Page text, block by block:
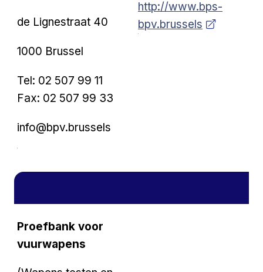
de Lignestraat 40
1000 Brussel
Tel: 02 507 99 11
Fax: 02 507 99 33
info@bpv.brussels
http://www.bps-
bpv.brussels
Proefbank voor
vuurwapens